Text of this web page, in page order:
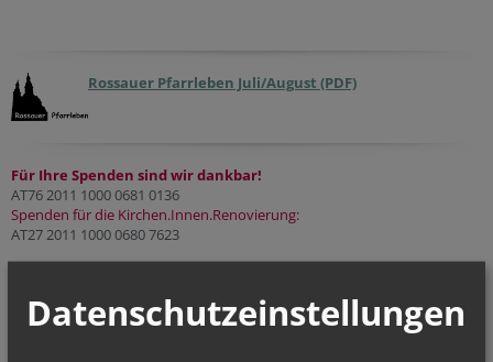
Rossauer Pfarrleben Juli/August (PDF)
Für Ihre Spenden sind wir dankbar!
AT76 2011 1000 0681 0136
Spenden für die Kirchen.Innen.Renovierung:
AT27 2011 1000 0680 7623
Hl. Laurentius, Hl. Asteria, Hl. Erik, Hl. Plektrudis
Datenschutzeinstellungen